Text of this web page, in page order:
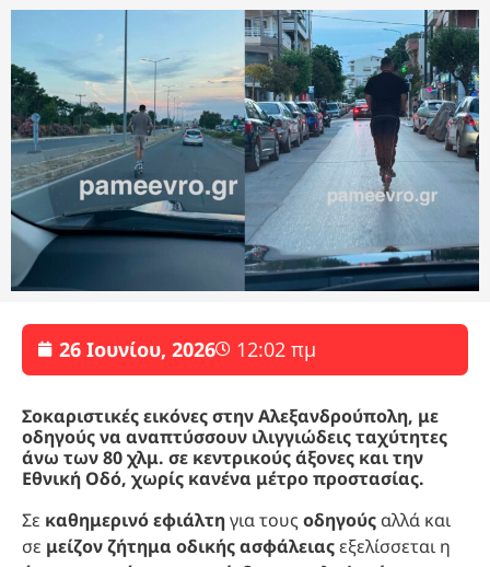
26 Ιουνίου, 2026 12:02 πμ
Σοκαριστικές εικόνες στην Αλεξανδρούπολη, με
οδηγούς να αναπτύσσουν ιλιγγιώδεις ταχύτητες
άνω των 80 χλμ. σε κεντρικούς άξονες και την
Εθνική Οδό, χωρίς κανένα μέτρο προστασίας.
Σε καθημερινό εφιάλτηγια τους οδηγούς αλλά και
σε μείζον ζήτημα οδικής ασφάλειαςεξελίσσεται η